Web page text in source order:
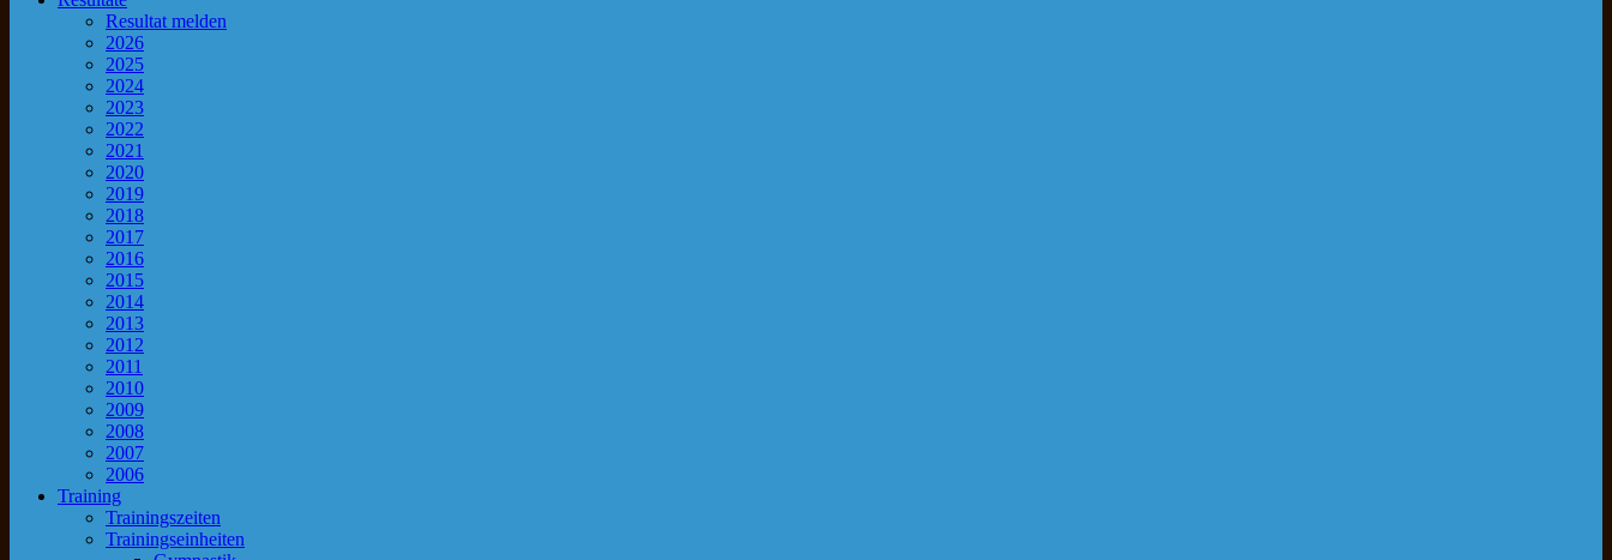
Resultat melden
2026
2025
2024
2023
2022
2021
2020
2019
2018
2017
2016
2015
2014
2013
2012
2011
2010
2009
2008
2007
2006
Training
Trainingszeiten
Trainingseinheiten